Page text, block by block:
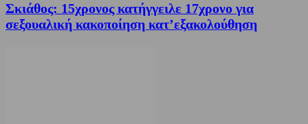
Σκιάθος: 15χρονος κατήγγειλε 17χρονο για
σεξουαλική κακοποίηση κατ’εξακολούθηση